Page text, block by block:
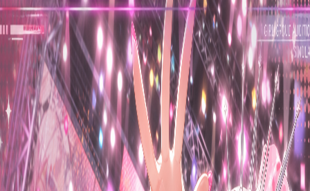
首页排行榜分类社区
登录